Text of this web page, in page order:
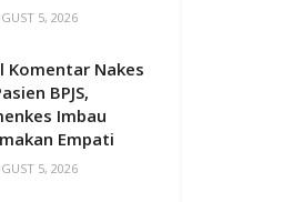
5, 2026
Komentar Nakes
BPJS,
Imbau
Empati
5, 2026